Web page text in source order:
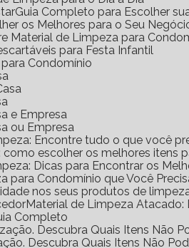
Guia Completo para Escolher
os Melhores para o Seu
Material de Limpeza para
para Festa Infantil
Condomínio
e Empresa
ou Empresa
Encontre tudo o que você
como escolher os melhores itens
Dicas para Encontrar os
para Condomínio que Você
nos seus produtos de
Material de Limpeza
Completo
Descubra Quais Itens Não
Descubra Quais Itens Não